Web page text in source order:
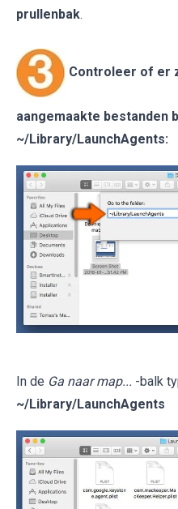
prullenbak.
Controleer of er
aangemaakte bestanden
~/Library/LaunchAgents:
In de Ga naar map... -balk
~/Library/LaunchAgents